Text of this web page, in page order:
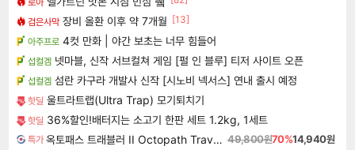
검은사막 장비 올환 이후 약 7개월 [13]
아주프로 4컷 만화 | 야간 보초는 너무 힘들어
섭컬겜 넷마블, 신작 서브컬쳐 게임 [펄 인 블루] 티저 사이트 오픈
섭컬겜 섬란 카구라 개발사 신작 [시노비 넥서스] 연내 출시 예정
핫딜 울트라트랩(Ultra Trap) 모기퇴치기
핫딜 36%할인!배터지는 소고기 한판 세트 1.2kg, 1세트
특가 옥토패스 트래블러 II Octopath Traveler II 49,800원70%14,940원